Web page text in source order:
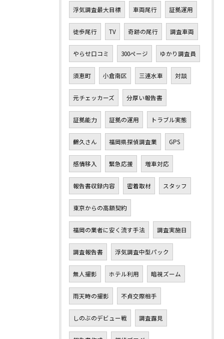
浮気調査最大目標 車両尾行 証拠運用
徒歩尾行 TV 奇跡の尾行 調査車両
やらせ口コミ 300ページ ゆかり調査員
須恵町 小倉南区 三連水車 対談
元チェッカーズ 分厚い報告書
証拠能力 証拠の運用 トラブル実態
鶴久さん 福岡県探偵調査業 GPS
感情移入 緊急応援 増車対応
報告書収録内容 密着取材 スタッフ
東京からの高額契約
福岡の業者に安く流す手法 調査実施日
調査報告書 浮気調査中型パック
無人撮影 ホテル利用 暗視ズーム
雨天時の撮影 不貞交際相手
しのぶのデビュー戦 調査露見